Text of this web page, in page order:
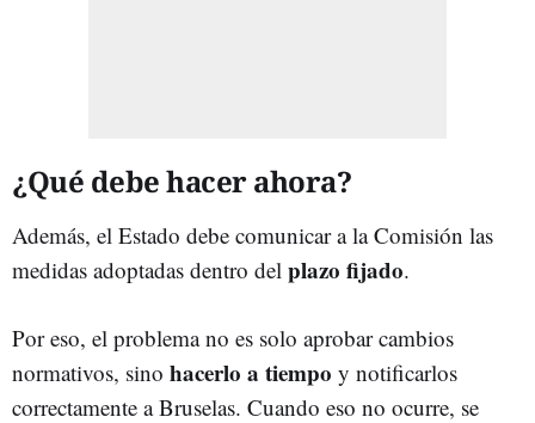
¿Qué debe hacer ahora?
Además, el Estado debe comunicar a la Comisión las
medidas adoptadas dentro del plazo fijado.
Por eso, el problema no es solo aprobar cambios
normativos, sino hacerlo a tiempo y notificarlos
correctamente a Bruselas. Cuando eso no ocurre, se